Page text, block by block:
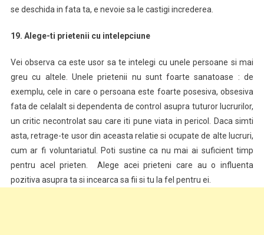
se deschida in fata ta, e nevoie sa le castigi increderea.
19. Alege-ti prietenii cu intelepciune
Vei observa ca este usor sa te intelegi cu unele persoane si mai
greu cu altele. Unele prietenii nu sunt foarte sanatoase : de
exemplu, cele in care o persoana este foarte posesiva, obsesiva
fata de celalalt si dependenta de control asupra tuturor lucrurilor,
un critic necontrolat sau care iti pune viata in pericol. Daca simti
asta, retrage-te usor din aceasta relatie si ocupate de alte lucruri,
cum ar fi voluntariatul. Poti sustine ca nu mai ai suficient timp
pentru acel prieten. Alege acei prieteni care au o influenta
pozitiva asupra ta si incearca sa fii si tu la fel pentru ei.